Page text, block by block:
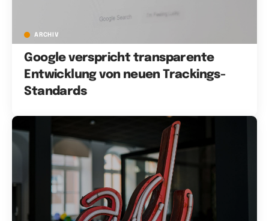
ARCHIV
Google verspricht transparente
Entwicklung von neuen Trackings-
Standards